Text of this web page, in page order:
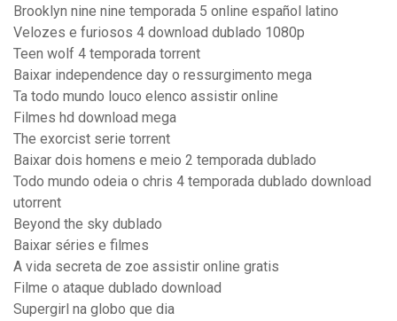
Brooklyn nine nine temporada 5 online español latino
Velozes e furiosos 4 download dublado 1080p
Teen wolf 4 temporada torrent
Baixar independence day o ressurgimento mega
Ta todo mundo louco elenco assistir online
Filmes hd download mega
The exorcist serie torrent
Baixar dois homens e meio 2 temporada dublado
Todo mundo odeia o chris 4 temporada dublado download
utorrent
Beyond the sky dublado
Baixar séries e filmes
A vida secreta de zoe assistir online gratis
Filme o ataque dublado download
Supergirl na globo que dia